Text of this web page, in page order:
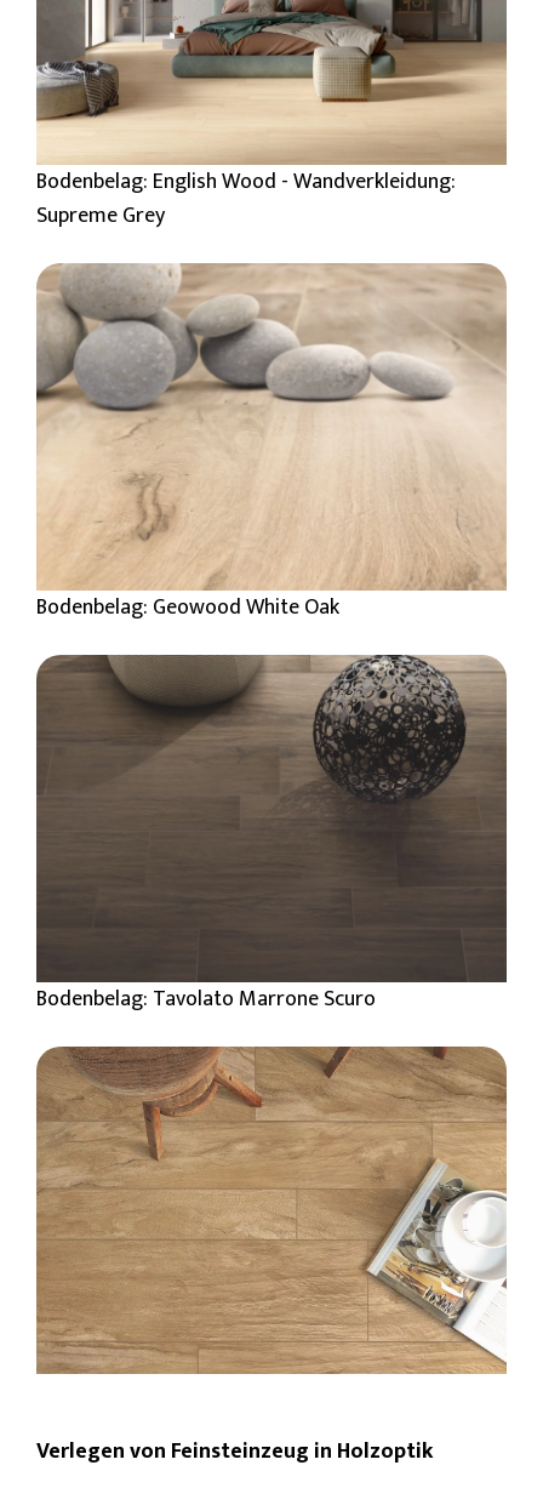
Bodenbelag: English Wood - Wandverkleidung:
Supreme Grey
Bodenbelag: Geowood White Oak
Bodenbelag: Tavolato Marrone Scuro
Verlegen von Feinsteinzeug in Holzoptik